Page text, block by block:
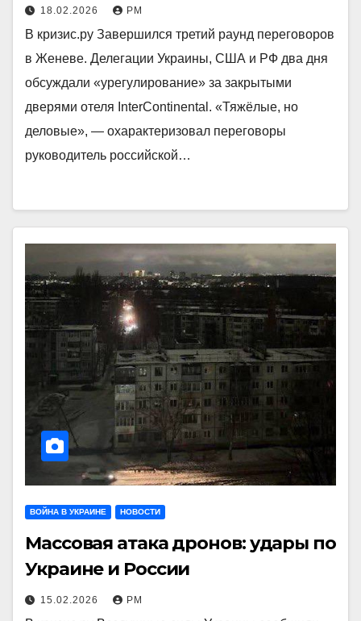
18.02.2026 РМ
В кризис.ру Завершился третий раунд переговоров
в Женеве. Делегации Украины, США и РФ два дня
обсуждали «урегулирование» за закрытыми
дверями отеля InterContinental. «Тяжёлые, но
деловые», — охарактеризовал переговоры
руководитель российской…
ВОЙНА В УКРАИНЕ НОВОСТИ
Массовая атака дронов: удары по
Украине и России
15.02.2026 РМ